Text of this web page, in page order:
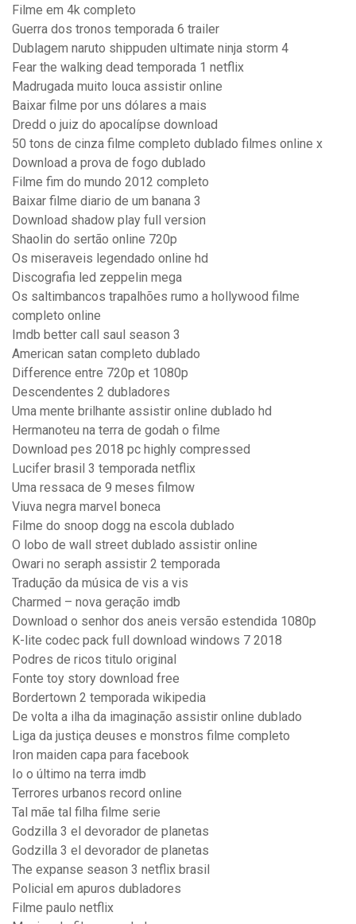
Filme em 4k completo
Guerra dos tronos temporada 6 trailer
Dublagem naruto shippuden ultimate ninja storm 4
Fear the walking dead temporada 1 netflix
Madrugada muito louca assistir online
Baixar filme por uns dólares a mais
Dredd o juiz do apocalípse download
50 tons de cinza filme completo dublado filmes online x
Download a prova de fogo dublado
Filme fim do mundo 2012 completo
Baixar filme diario de um banana 3
Download shadow play full version
Shaolin do sertão online 720p
Os miseraveis legendado online hd
Discografia led zeppelin mega
Os saltimbancos trapalhões rumo a hollywood filme
completo online
Imdb better call saul season 3
American satan completo dublado
Difference entre 720p et 1080p
Descendentes 2 dubladores
Uma mente brilhante assistir online dublado hd
Hermanoteu na terra de godah o filme
Download pes 2018 pc highly compressed
Lucifer brasil 3 temporada netflix
Uma ressaca de 9 meses filmow
Viuva negra marvel boneca
Filme do snoop dogg na escola dublado
O lobo de wall street dublado assistir online
Owari no seraph assistir 2 temporada
Tradução da música de vis a vis
Charmed – nova geração imdb
Download o senhor dos aneis versão estendida 1080p
K-lite codec pack full download windows 7 2018
Podres de ricos titulo original
Fonte toy story download free
Bordertown 2 temporada wikipedia
De volta a ilha da imaginação assistir online dublado
Liga da justiça deuses e monstros filme completo
Iron maiden capa para facebook
Io o último na terra imdb
Terrores urbanos record online
Tal mãe tal filha filme serie
Godzilla 3 el devorador de planetas
Godzilla 3 el devorador de planetas
The expanse season 3 netflix brasil
Policial em apuros dubladores
Filme paulo netflix